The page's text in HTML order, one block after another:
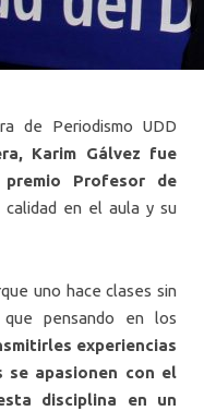
de Periodismo UDD
Karim Gálvez fue
Profesor de
en el aula y su
uno hace clases sin
que pensando en los
experiencias
se apasionen con el
disciplina en un